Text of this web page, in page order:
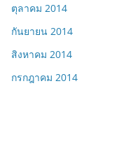
ตุลาคม 2014
กันยายน 2014
สิงหาคม 2014
กรกฎาคม 2014